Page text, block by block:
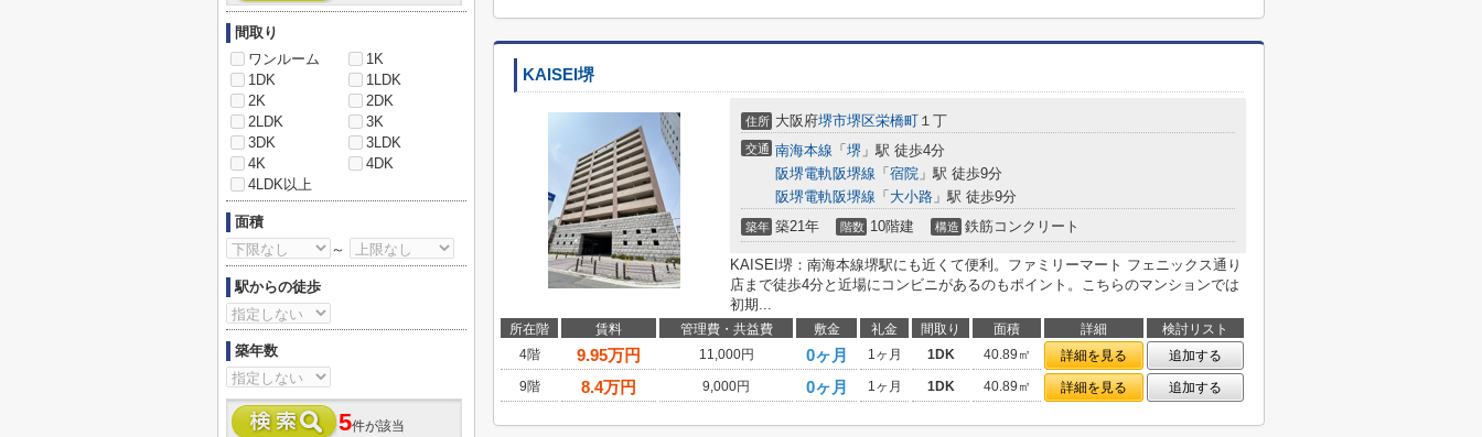
KAISEI堺
住所 大阪府堺市堺区栄橋町 １丁
交通 南海本線 「 堺 」駅 徒歩4分
阪堺電軌阪堺線 「 宿院 」駅 徒歩9分
阪堺電軌阪堺線 「 大小路 」駅 徒歩9分
築年 築21年 階数 10階建 構造 鉄筋コンクリート
KAISEI堺：南海本線堺駅にも近くて便利。ファミリーマート フェニックス通り
店まで徒歩4分と近場にコンビニがあるのもポイント。こちらのマンションでは
初期...
所在階 賃料 管理費・共益費 敷金 礼金 間取り 面積 詳細
検討リスト
4階
9.95万円 11,000円 0ヶ月 1ヶ月 1DK 40.89㎡ 詳細を見る
追加する
9階
8.4万円 9,000円 0ヶ月 1ヶ月 1DK 40.89㎡ 詳細を見る 追加する
間取り
ワンルーム
1K
1DK
1LDK
2K
2DK
2LDK
3K
3DK
3LDK
4K
4DK
4LDK以上
面積
～
駅からの徒歩
築年数
5件が該当